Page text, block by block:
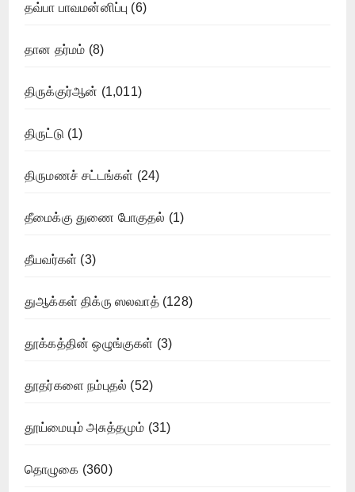
தவ்பா பாவமன்னிப்பு (6)
தான தர்மம் (8)
திருக்குர்ஆன் (1,011)
திருட்டு (1)
திருமணச் சட்டங்கள் (24)
தீமைக்கு துணை போகுதல் (1)
தீயவர்கள் (3)
துஆக்கள் திக்ரு ஸலவாத்(128)
தூக்கத்தின் ஒழுங்குகள் (3)
தூதர்களை நம்புதல் (52)
தூய்மையும் அசுத்தமும் (31)
தொழுகை (360)